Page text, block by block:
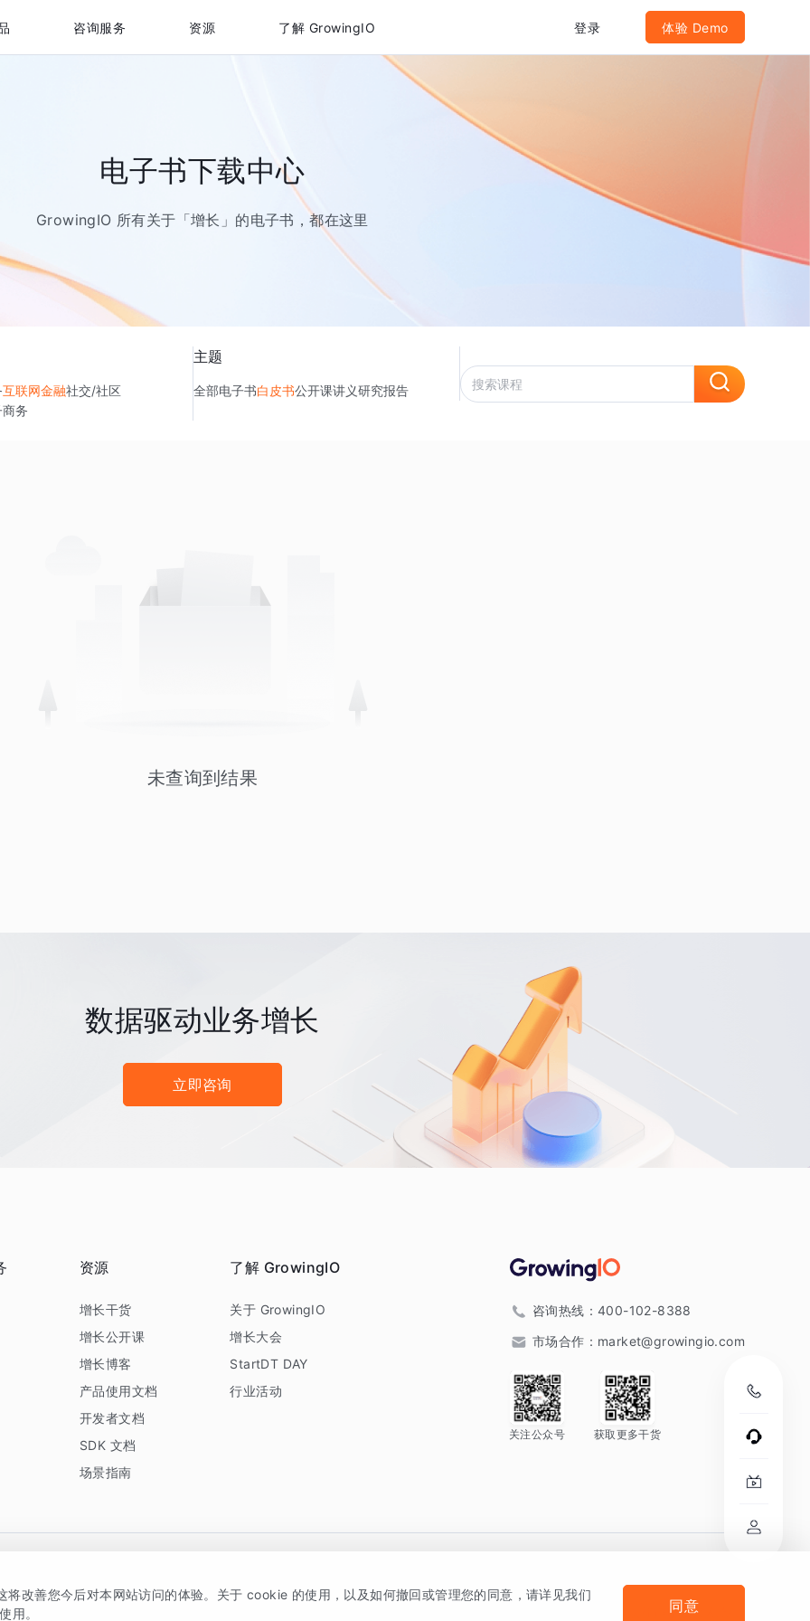
咨询服务 资源 了解 GrowingIO 登录 体验 Demo
电子书下载中心
GrowingIO 所有关于「增长」的电子书，都在这里
互联网金融社交/社区
务
主题
全部电子书白皮书公开课讲义研究报告
未查询到结果
数据驱动业务增长
立即咨询
资源
增长干货
增长公开课
增长博客
产品使用文档
开发者文档
SDK 文档
场景指南
了解 GrowingIO
关于 GrowingIO
增长大会
StartDT DAY
行业活动
咨询热线： 400-102-8388
市场合作： market@growingio.com
关注公众号 获取更多干货
号 法律声明及隐私条款
改善您今后对本网站访问的体验。关于 cookie 的使用，以及如何撤回或管理您的同意，请详见我们
用。 同意